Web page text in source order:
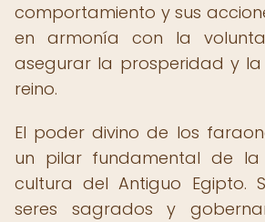
comportamiento y sus
en armonía con la
asegurar la prosperidad y
reino.
El poder divino de los
un pilar fundamental de
cultura del Antiguo Egipto.
seres sagrados y